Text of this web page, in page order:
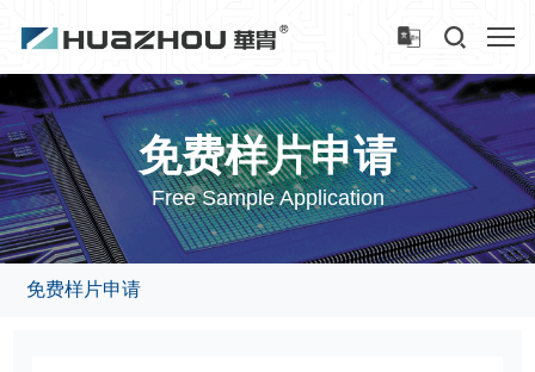
免费样片申请
Free Sample Application
免费样片申请